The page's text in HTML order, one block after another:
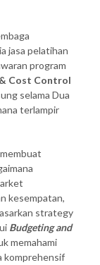
jasa pelatihan
program
Cost Control
selama Dua
terlampir
kesempatan,
strategy
Budgeting and
memahami
komprehensif